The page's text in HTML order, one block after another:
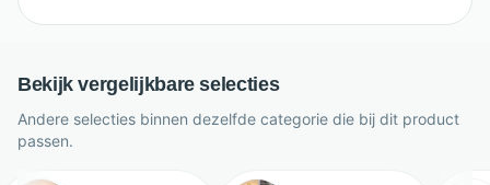
Bekijk vergelijkbare selecties
Andere selecties binnen dezelfde categorie die bij dit product
passen.